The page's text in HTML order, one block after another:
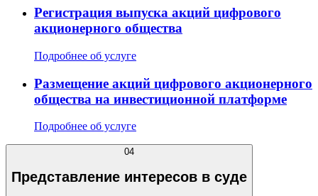
Регистрация выпуска акций цифрового
акционерного общества
Подробнее об услуге
Размещение акций цифрового акционерного
общества на инвестиционной платформе
Подробнее об услуге
04
Представление интересов в суде